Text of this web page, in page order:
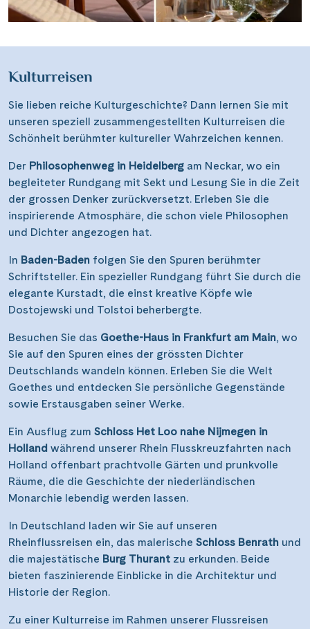
Kulturreisen
Sie lieben reiche Kulturgeschichte? Dann lernen Sie mit
unseren speziell zusammengestellten Kulturreisen die
Schönheit berühmter kultureller Wahrzeichen kennen.
Der Philosophenweg in Heidelberg am Neckar, wo ein
begleiteter Rundgang mit Sekt und Lesung Sie in die Zeit
der grossen Denker zurückversetzt. Erleben Sie die
inspirierende Atmosphäre, die schon viele Philosophen
und Dichter angezogen hat.
In Baden-Baden folgen Sie den Spuren berühmter
Schriftsteller. Ein spezieller Rundgang führt Sie durch die
elegante Kurstadt, die einst kreative Köpfe wie
Dostojewski und Tolstoi beherbergte.
Besuchen Sie das Goethe-Haus in Frankfurt am Main, wo
Sie auf den Spuren eines der grössten Dichter
Deutschlands wandeln können. Erleben Sie die Welt
Goethes und entdecken Sie persönliche Gegenstände
sowie Erstausgaben seiner Werke.
Ein Ausflug zum Schloss Het Loo nahe Nijmegen in
Holland während unserer Rhein Flusskreuzfahrten nach
Holland offenbart prachtvolle Gärten und prunkvolle
Räume, die die Geschichte der niederländischen
Monarchie lebendig werden lassen.
In Deutschland laden wir Sie auf unseren
Rheinflussreisen ein, das malerische Schloss Benrath und
die majestätische Burg Thurant zu erkunden. Beide
bieten faszinierende Einblicke in die Architektur und
Historie der Region.
Zu einer Kulturreise im Rahmen unserer Flussreisen